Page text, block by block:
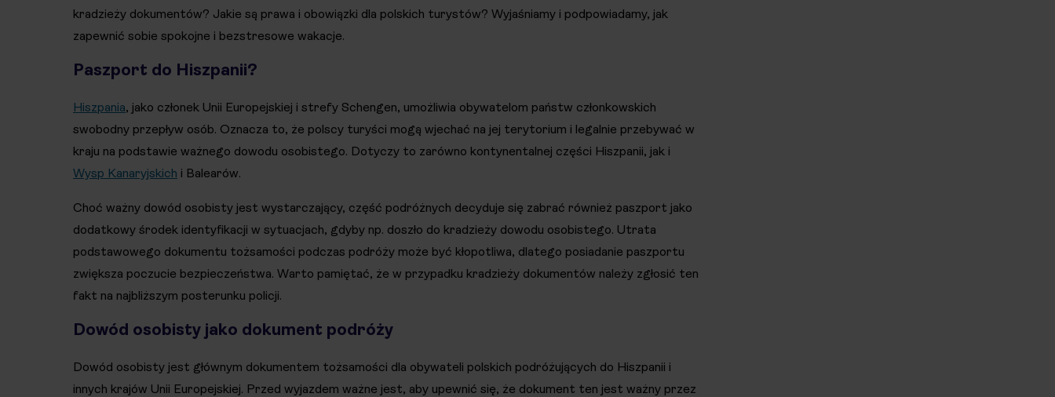
kradzieży dokumentów? Jakie są prawa i obowiązki dla polskich turystów? Wyjaśniamy i podpowiadamy, jak
zapewnić sobie spokojne i bezstresowe wakacje.
Paszport do Hiszpanii?
Hiszpania, jako członek Unii Europejskiej i strefy Schengen, umożliwia obywatelom państw członkowskich
swobodny przepływ osób. Oznacza to, że polscy turyści mogą wjechać na jej terytorium i legalnie przebywać w
kraju na podstawie ważnego dowodu osobistego. Dotyczy to zarówno kontynentalnej części Hiszpanii, jak i
Wysp Kanaryjskich i Balearów.
Choć ważny dowód osobisty jest wystarczający, część podróżnych decyduje się zabrać również paszport jako
dodatkowy środek identyfikacji w sytuacjach, gdyby np. doszło do kradzieży dowodu osobistego. Utrata
podstawowego dokumentu tożsamości podczas podróży może być kłopotliwa, dlatego posiadanie paszportu
zwiększa poczucie bezpieczeństwa. Warto pamiętać, że w przypadku kradzieży dokumentów należy zgłosić ten
fakt na najbliższym posterunku policji.
Dowód osobisty jako dokument podróży
Dowód osobisty jest głównym dokumentem tożsamości dla obywateli polskich podróżujących do Hiszpanii i
innych krajów Unii Europejskiej. Przed wyjazdem ważne jest, aby upewnić się, że dokument ten jest ważny przez